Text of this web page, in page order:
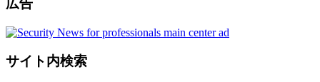
広告
サイト内検索